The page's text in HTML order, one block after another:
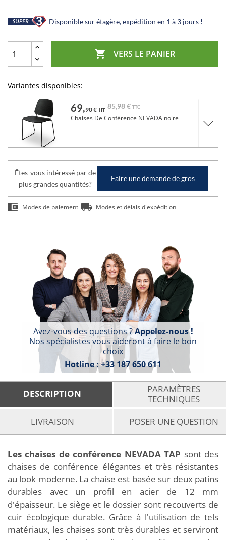
Disponible sur étagère, expédition en 1 à 3 jours !
 VERS LE PANIER
Variantes disponibles:
69,90 € HT 85,98 € TTC
Chaises De Conférence NEVADA noire
Êtes-vous intéressé par de
plus grandes quantités?
Faire une demande de gros
Modes de paiement Modes et délais d'expédition
Avez-vous des questions ?Appelez-nous !
Nos spécialistes vous aideront à faire le bon
choix
Hotline :+33 187 650 611
DESCRIPTION
PARAMÈTRES
TECHNIQUES
LIVRAISON
POSER UNE QUESTION
Les chaises de conférence NEVADA TAP sont des
chaises de conférence élégantes et très résistantes
au look moderne. La chaise est basée sur deux patins
durables avec un profil en acier de 12 mm
d'épaisseur. Le siège et le dossier sont recouverts de
cuir écologique durable. Grâce à l'utilisation de tels
matériaux, les chaises sont très durables et serviront